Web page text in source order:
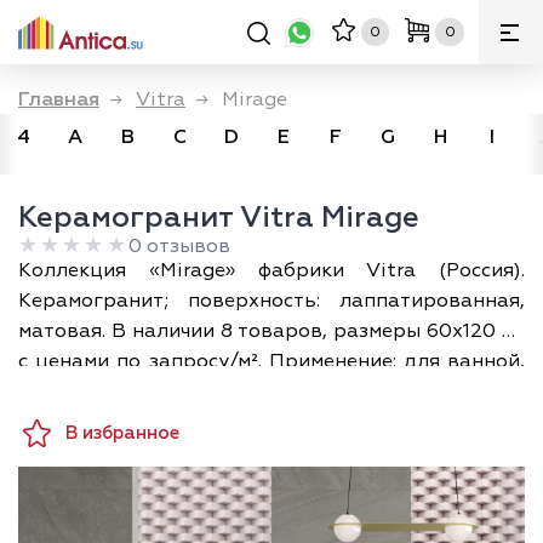
0 0
Главная → Vitra →
Mirage
4
A B C D E F G H I
Керамогранит Vitra Mirage
0 отзывов
Коллекция «Mirage» фабрики Vitra (Россия).
Керамогранит; поверхность: лаппатированная,
матовая. В наличии 8 товаров, размеры 60х120 см
с ценами по запросу/м². Применение: для ванной,
фартука. Доставка по Москве и всей России; а
разложить плитку по своему помещению в 3D
можно прямо на сайте — бесплатно.
В избранное